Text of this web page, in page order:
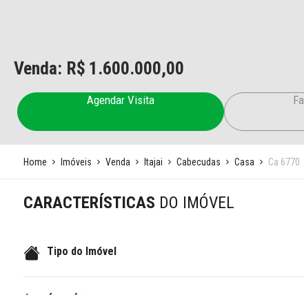
Venda: R$ 1.600.000,00
Agendar Visita
Home Imóveis Venda Itajai Cabecudas Casa Ca 6770
CARACTERÍSTICAS DO IMÓVEL
Tipo do Imóvel